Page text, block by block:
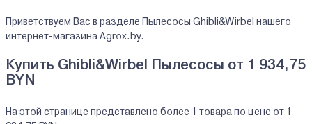
Приветствуем Вас в разделе Пылесосы Ghibli&Wirbel нашего
интернет-магазина Agrox.by.
Купить Ghibli&Wirbel Пылесосы от 1 934,75
BYN
На этой странице представлено более 1 товара по цене от 1